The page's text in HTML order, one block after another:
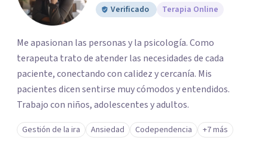
Verificado
Terapia Online
Me apasionan las personas y la psicología. Como
terapeuta trato de atender las necesidades de cada
paciente, conectando con calidez y cercanía. Mis
pacientes dicen sentirse muy cómodos y entendidos.
Trabajo con niños, adolescentes y adultos.
Gestión de la ira Ansiedad Codependencia +7 más